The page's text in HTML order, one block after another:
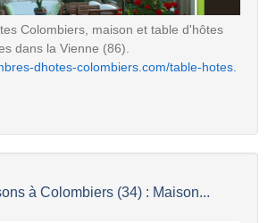
Colombiers, maison et table d'hôtes
dans la Vienne (86).
dhotes-colombiers.com/table-hotes.
à Colombiers (34) : Maison...